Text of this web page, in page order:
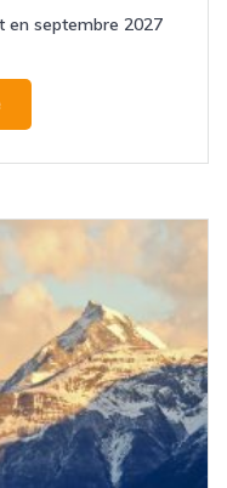
en septembre 2027